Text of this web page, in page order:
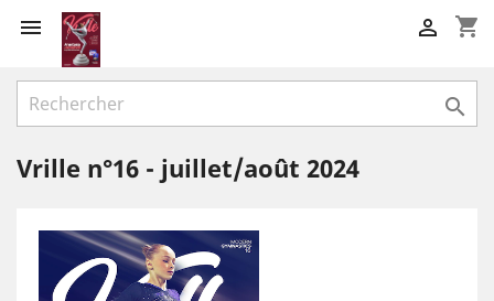
 shopping_cart


Vrille n°16 - juillet/août 2024